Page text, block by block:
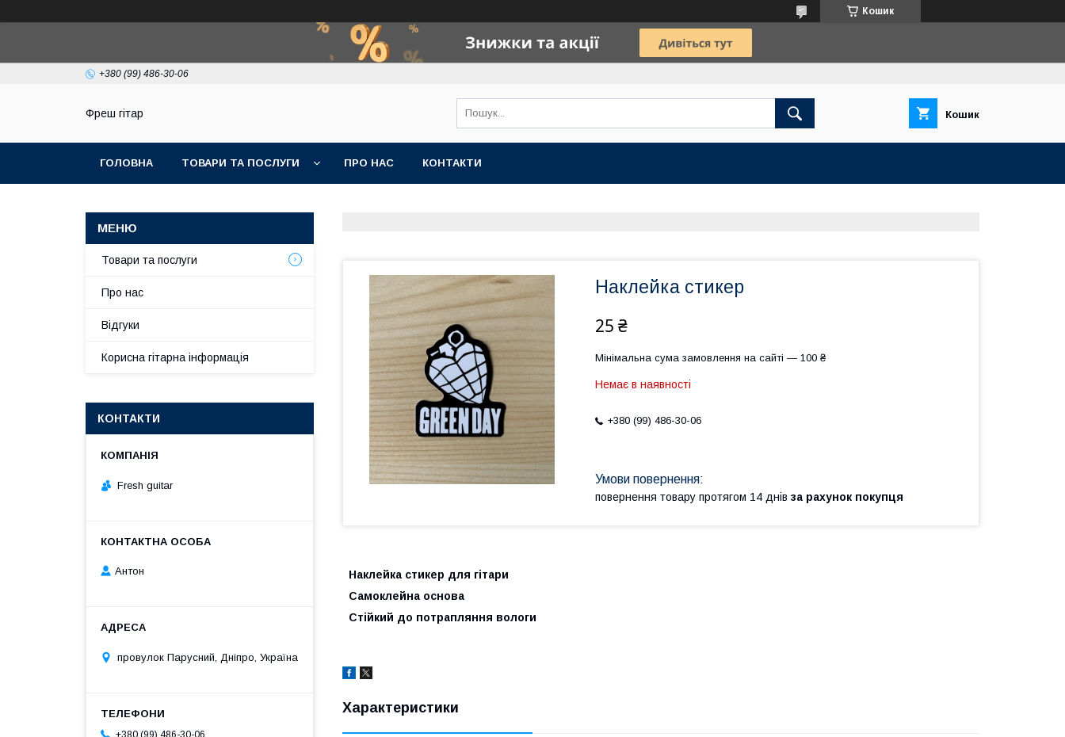
Кошик
+380 (99) 486-30-06
Фреш гітар Кошик
ГОЛОВНА ТОВАРИ ТА ПОСЛУГИ ПРО НАС КОНТАКТИ
Наклейка стикер
25 ₴
Мінімальна сума замовлення на сайті — 100 ₴
Немає в наявності
+380 (99) 486-30-06
повернення товару протягом 14 днів за рахунок покупця
Наклейка стикер для гітари
Самоклейна основа
Стійкий до потрапляння вологи
Характеристики
Товари та послуги
Про нас
Відгуки
Корисна гітарна інформація
КОНТАКТИ
Fresh guitar
Антон
провулок Парусний, Дніпро, Україна
+380 (99) 486-30-06